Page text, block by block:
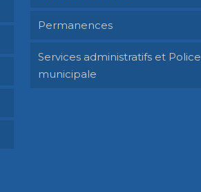
Permanences
Services administratifs et Police
municipale